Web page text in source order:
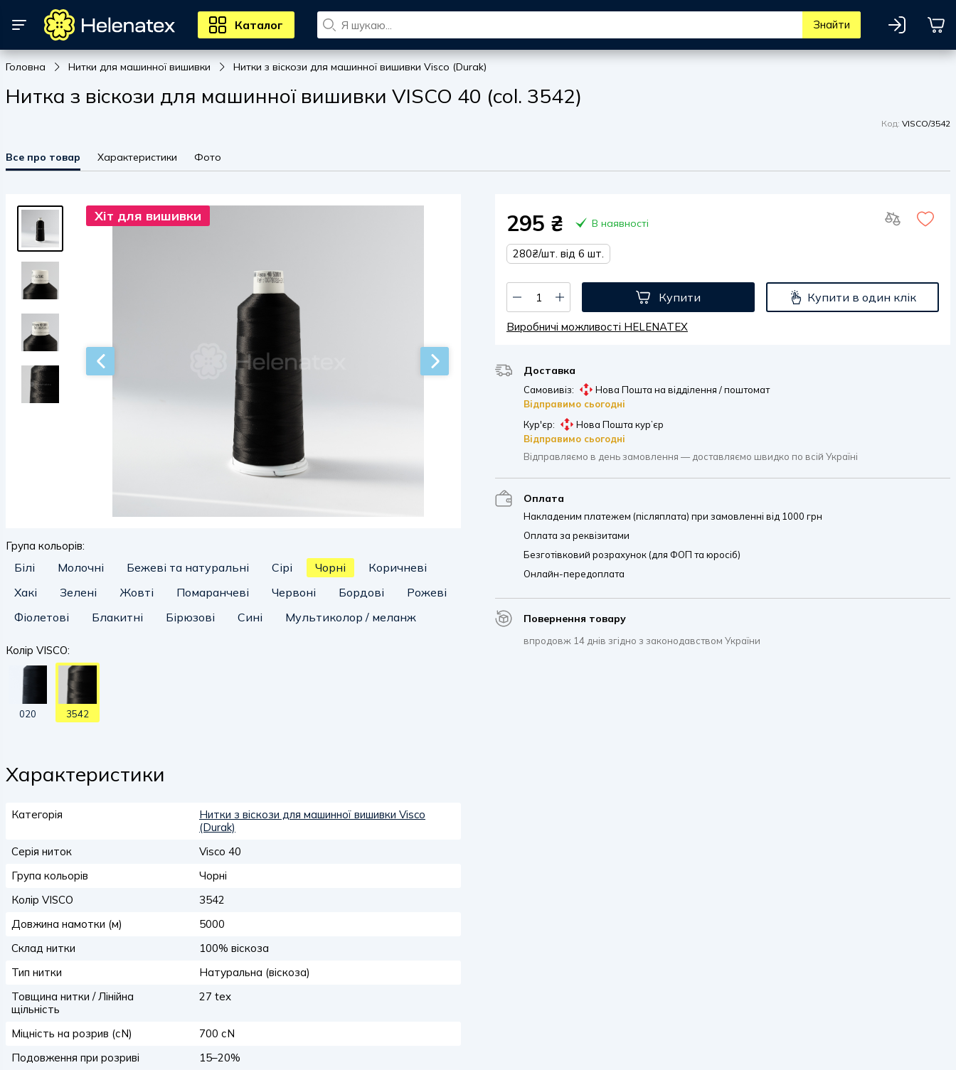
Каталог Знайти
Головна Нитки для машинної вишивки Нитки з віскози для машинної вишивки Visco (Durak)
Нитка з віскози для машинної вишивки VISCO 40 (col. 3542)
Код: VISCO/3542
Все про товар Характеристики Фото
Хіт для вишивки
Хіт для вишивки
Хіт для вишивки
Хіт для вишивки
Група кольорів:
Білі Молочні Бежеві та натуральні Сірі Чорні
Коричневі
Хакі
Зелені Жовті Помаранчеві Червоні Бордові
Рожеві
Фіолетові
Блакитні Бірюзові Сині Мультиколор / меланж
Колір VISCO:
020 3542
295 ₴ В наявності
280₴/шт. від 6 шт.
Купити Купити в один клік
Виробничі можливості HELENATEX
Доставка
Самовивіз:
Нова Пошта на відділення / поштомат
Відправимо сьогодні
Кур'єр:
Нова Пошта кур’єр
Відправимо сьогодні
Відправляємо в день замовлення — доставляємо швидко по всій Україні
Оплата
Накладеним платежем (післяплата) при замовленні від 1000 грн
Оплата за реквізитами
Безготівковий розрахунок (для ФОП та юросіб)
Онлайн-передоплата
Повернення товару
впродовж 14 днів згідно з законодавством України
Характеристики
Категорія
Нитки з віскози для машинної вишивки Visco
(Durak)
Серія ниток
Visco 40
Група кольорів
Чорні
Колір VISCO
3542
Довжина намотки (м)
5000
Склад нитки
100% віскоза
Тип нитки
Натуральна (віскоза)
Товщина нитки / Лінійна
щільність
27 tex
Міцність на розрив (сN)
700 сN
Подовження при розриві
15–20%